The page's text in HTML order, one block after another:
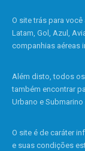
O site trás para
Latam, Gol, Azul,
companhias aéreas
Além disto, todos
também encontrar
Urbano e
O site é de caráter
e suas condições